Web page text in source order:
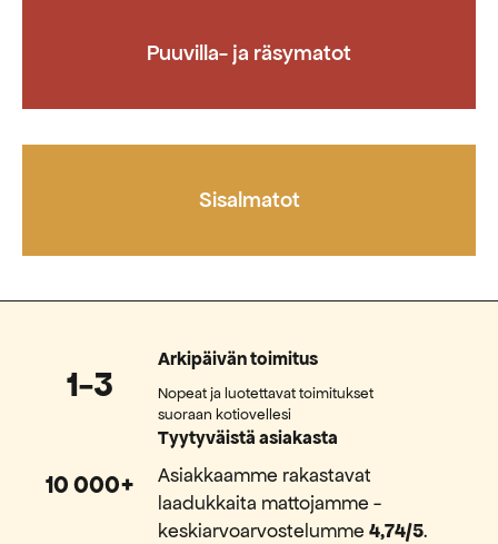
Puuvilla- ja räsymatot
Sisalmatot
1-3
Arkipäivän toimitus
Nopeat ja luotettavat toimitukset
suoraan kotiovellesi
10 000+
Tyytyväistä asiakasta
Asiakkaamme rakastavat
laadukkaita mattojamme -
keskiarvoarvostelumme4,74/5.